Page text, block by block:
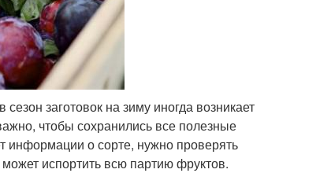
заготовок на зиму иногда возникает
чтобы сохранились все полезные
информации о сорте, нужно проверять
испортить всю партию фруктов.